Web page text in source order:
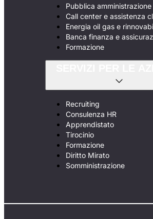
Pubblica amministrazione
Call center e assistenza
Energia oil gas e
Banca finanza e
Formazione
Recruiting
Consulenza HR
Apprendistato
Tirocinio
Formazione
Diritto Mirato
Somministrazione